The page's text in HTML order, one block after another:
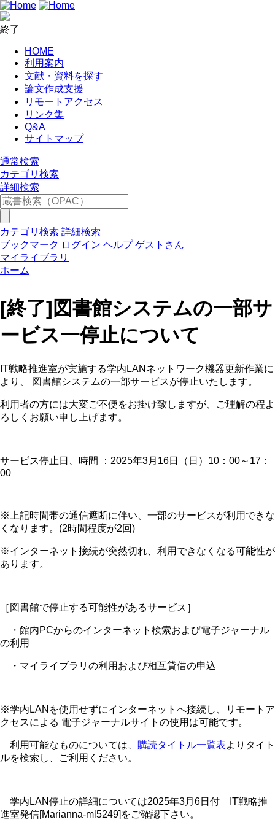
終了
HOME
利用案内
文献・資料を探す
論文作成支援
リモートアクセス
リンク集
Q&A
サイトマップ
通常検索
カテゴリ検索
詳細検索
カテゴリ検索 詳細検索
ブックマーク ログイン ヘルプ ゲストさん
マイライブラリ
ホーム
[終了]図書館システムの一部サ
ービス一停止について
IT戦略推進室が実施する学内LANネットワーク機器更新作業に
より、 図書館システムの一部サービスが停止いたします。
利用者の方には大変ご不便をお掛け致しますが、ご理解の程よ
ろしくお願い申し上げます。
サービス停止日、時間 ：2025年3月16日（日）10：00～17：
00
※上記時間帯の通信遮断に伴い、一部のサービスが利用できな
くなります。(2時間程度が2回)
※インターネット接続が突然切れ、利用できなくなる可能性が
あります。
［図書館で停止する可能性があるサービス］
・館内PCからのインターネット検索および電子ジャーナル
の利用
・マイライブラリの利用および相互貸借の申込
※学内LANを使用せずにインターネットへ接続し、リモートア
クセスによる 電子ジャーナルサイトの使用は可能です。
利用可能なものについては、 購読タイトル一覧表よりタイト
ルを検索し、ご利用ください。
学内LAN停止の詳細については2025年3月6日付 IT戦略推
進室発信[Marianna-ml5249]をご確認下さい。